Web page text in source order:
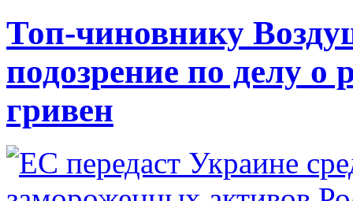
Топ-чиновнику
подозрение по делу о
гривен